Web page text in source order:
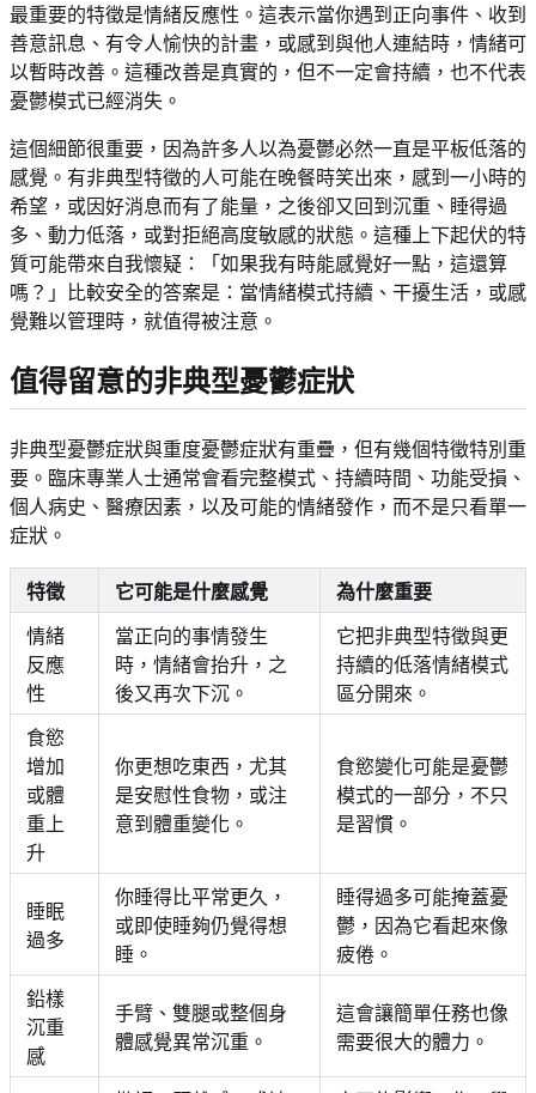
最重要的特徵是情緒反應性。這表示當你遇到正向事件、收到
善意訊息、有令人愉快的計畫，或感到與他人連結時，情緒可
以暫時改善。這種改善是真實的，但不一定會持續，也不代表
憂鬱模式已經消失。
這個細節很重要，因為許多人以為憂鬱必然一直是平板低落的
感覺。有非典型特徵的人可能在晚餐時笑出來，感到一小時的
希望，或因好消息而有了能量，之後卻又回到沉重、睡得過
多、動力低落，或對拒絕高度敏感的狀態。這種上下起伏的特
質可能帶來自我懷疑：「如果我有時能感覺好一點，這還算
嗎？」比較安全的答案是：當情緒模式持續、干擾生活，或感
覺難以管理時，就值得被注意。
值得留意的非典型憂鬱症狀
非典型憂鬱症狀與重度憂鬱症狀有重疊，但有幾個特徵特別重
要。臨床專業人士通常會看完整模式、持續時間、功能受損、
個人病史、醫療因素，以及可能的情緒發作，而不是只看單一
症狀。
特徵 它可能是什麼感覺 為什麼重要
情緒
反應
性
當正向的事情發生
時，情緒會抬升，之
後又再次下沉。
它把非典型特徵與更
持續的低落情緒模式
區分開來。
食慾
增加
或體
重上
升
你更想吃東西，尤其
是安慰性食物，或注
意到體重變化。
食慾變化可能是憂鬱
模式的一部分，不只
是習慣。
睡眠
過多
你睡得比平常更久，
或即使睡夠仍覺得想
睡。
睡得過多可能掩蓋憂
鬱，因為它看起來像
疲倦。
鉛樣
沉重
感
手臂、雙腿或整個身
體感覺異常沉重。
這會讓簡單任務也像
需要很大的體力。